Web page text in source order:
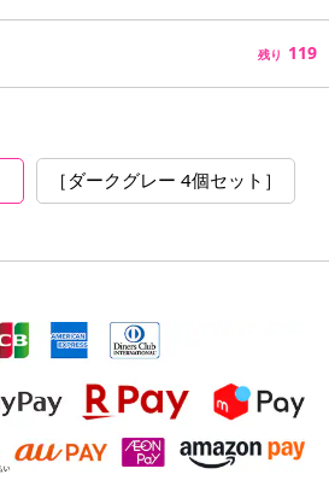
残り 119
［ダークグレー 4個セット］